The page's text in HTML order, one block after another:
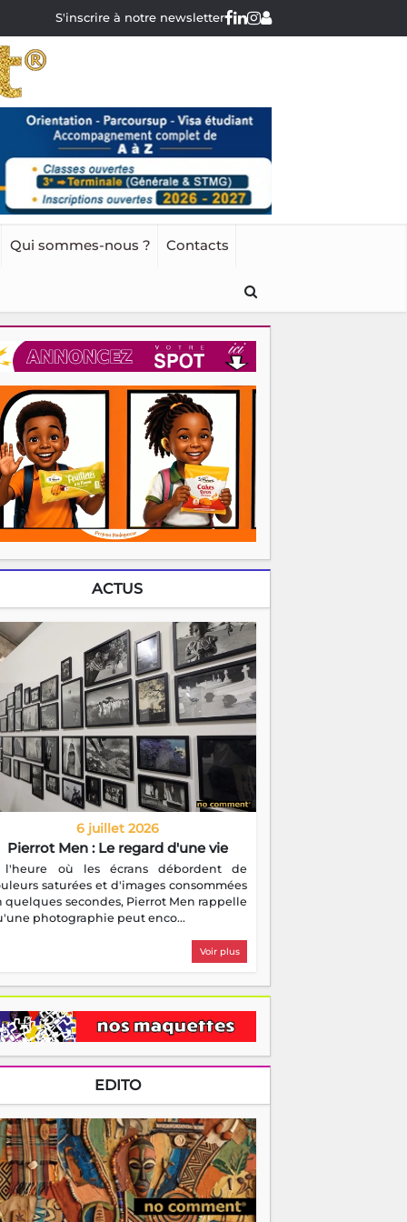
S'inscrire à notre newsletter
Qui sommes-nous ? Contacts
ACTUS
6 juillet 2026
Pierrot Men : Le regard d'une vie
l'heure où les écrans débordent de
saturées et d'images consommées
quelques secondes, Pierrot Men rappelle
photographie peut enco...
Voir plus
EDITO